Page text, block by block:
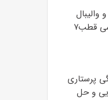
والیبال
دانشگاه در جشنواره ورزشی قطب۷
پرستاری
و حل